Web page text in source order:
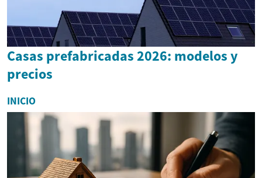
Casas prefabricadas 2026: modelos y
precios
INICIO